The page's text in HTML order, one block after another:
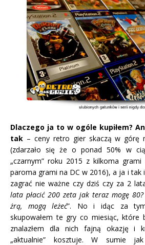
Dlaczego ja to w ogóle kupiłem?
tak – ceny retro gier skaczą w górę
(zdarzało się że o ponad 50% w
„czarnym” roku 2015 z kilkoma grami
paroma grami na DC w 2016), a ja i tak
zagrać nie ważne czy dziś czy za 2
lata płacić 200 zeta jak teraz mogę
żrą, mogą leżeć”. No i idąc za
skupowałem te gry co miesiąc, które
znalazłem dla nich fajną okazję i
„aktualnie” kosztuje. W sumie